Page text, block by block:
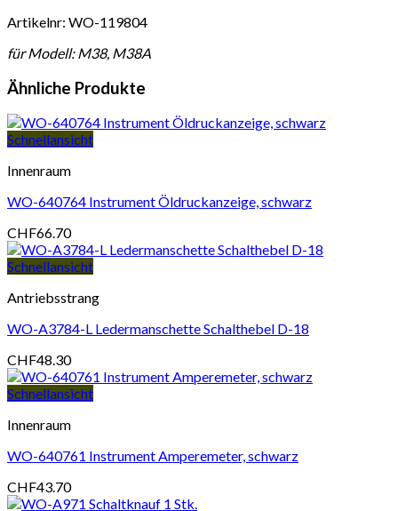
Artikelnr: WO-119804
für Modell: M38, M38A
Ähnliche Produkte
Schnellansicht
Innenraum
WO-640764 Instrument Öldruckanzeige, schwarz
CHF66.70
Schnellansicht
Antriebsstrang
WO-A3784-L Ledermanschette Schalthebel D-18
CHF48.30
Schnellansicht
Innenraum
WO-640761 Instrument Amperemeter, schwarz
CHF43.70